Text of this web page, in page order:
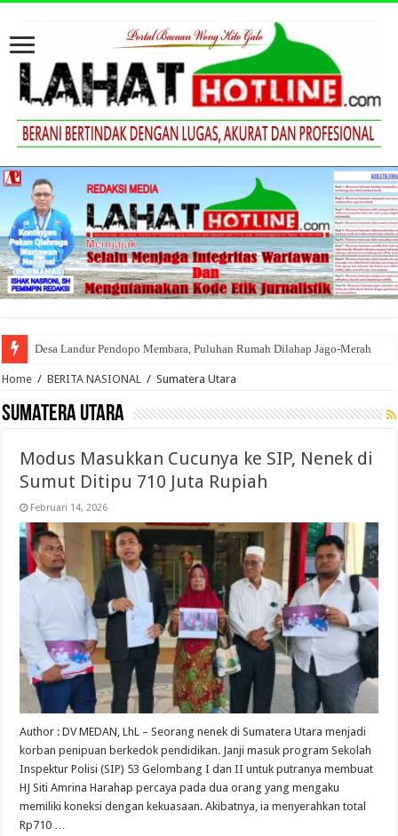
Desa Landur Pendopo Membara, Puluhan Rumah Dilahap Jago-Merah
Home / BERITA NASIONAL / Sumatera Utara
Sumatera Utara
Modus Masukkan Cucunya ke SIP, Nenek di
Sumut Ditipu 710 Juta Rupiah
Februari 14, 2026
Author : DV MEDAN, LhL – Seorang nenek di Sumatera Utara menjadi
korban penipuan berkedok pendidikan. Janji masuk program Sekolah
Inspektur Polisi (SIP) 53 Gelombang I dan II untuk putranya membuat
HJ Siti Amrina Harahap percaya pada dua orang yang mengaku
memiliki koneksi dengan kekuasaan. Akibatnya, ia menyerahkan total
Rp710 …